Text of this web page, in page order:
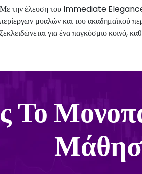
Με την έλευση του Immediate Elegance,
περίεργων μυαλών και του ακαδημαϊκού
ξεκλειδώνεται για ένα παγκόσμιο κοινό,
Το